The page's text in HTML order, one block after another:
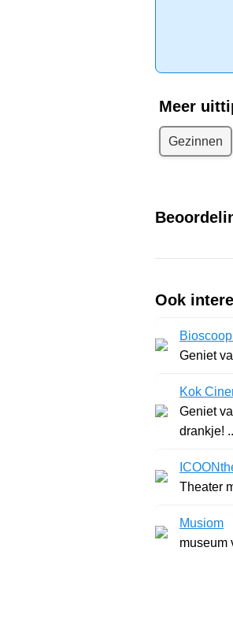
Meer
Gezinnen
Ook
Geniet
Kok
Geniet
drankje!
Musiom
museum